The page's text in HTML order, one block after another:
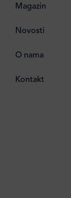
Magazin
Novosti
O nama
ostalo
Kontakt